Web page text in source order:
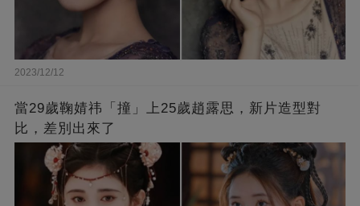
2023/12/12
當29歲鞠婧祎「撞」上25歲趙露思，新片造型對
比，差別出來了